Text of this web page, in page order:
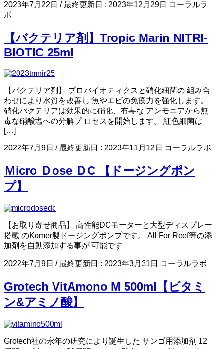
2023年7月22日 / 最終更新日 : 2023年12月29日 コーラルラ
ボ
【バクテリア剤】Tropic Marin NITRI-
BIOTIC 25ml
【バクテリア剤】 プロバイオティクスと硝化細菌の 組み合
わせにより水質を改善し 魚やエビの免疫力を強化します。
硝化バクテリアは効果的に硝化、有毒な アンモニアから無
毒な硝酸塩への分解プ ロセスを開始します。 紅色細菌は
[…]
2022年7月9日 / 最終更新日 : 2023年11月12日 コーラルラボ
Ｍicro Ｄose ＤC 【ドージングポン
プ】
【お取り寄せ商品】 高性能DCモーターと大型ディスプレー
搭載 のKomer製ドージングポンプです。 All For Reef等の添
加剤を自動添加する事が 可能です
2022年7月9日 / 最終更新日 : 2023年3月31日 コーラルラボ
Grotech VitAmono M 500ml【ビタミ
ン&アミノ酸】
Grotech社の永年の研究により誕生した サンゴ用添加剤 12